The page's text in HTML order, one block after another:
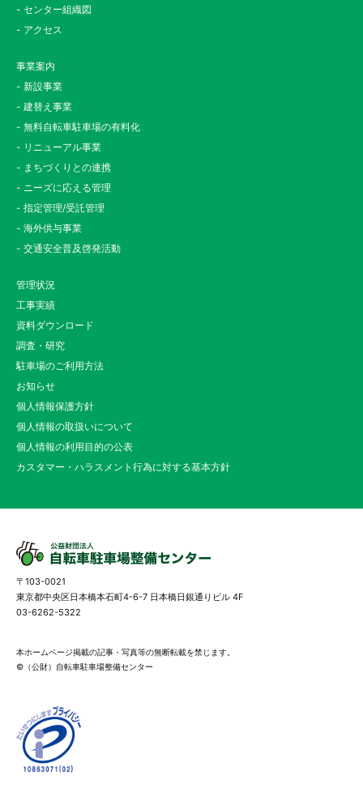
- センター組織図
- アクセス
事業案内
- 新設事業
- 建替え事業
- 無料自転車駐車場の有料化
- リニューアル事業
- まちづくりとの連携
- ニーズに応える管理
- 指定管理/受託管理
- 海外供与事業
- 交通安全普及啓発活動
管理状況
工事実績
資料ダウンロード
調査・研究
駐車場のご利用方法
お知らせ
個人情報保護方針
個人情報の取扱いについて
個人情報の利用目的の公表
カスタマー・ハラスメント行為に対する基本方針
〒103-0021
東京都中央区日本橋本石町4-6-7 日本橋日銀通りビル 4F
03-6262-5322
本ホームページ掲載の記事・写真等の無断転載を禁じます。
©（公財）自転車駐車場整備センター